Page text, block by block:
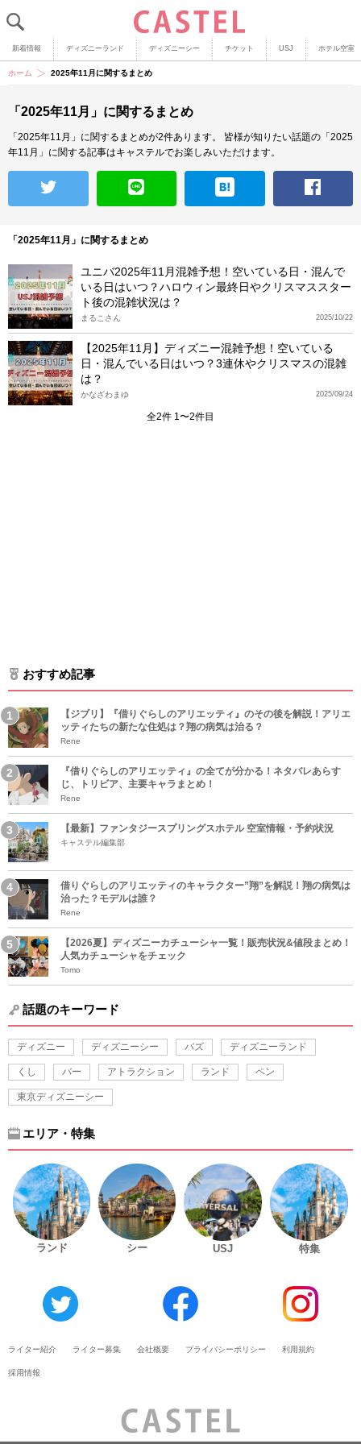
新着情報 ディズニーランド ディズニーシー チケット USJ ホテル空室
ホーム 2025年11月に関するまとめ
「2025年11月」に関するまとめ
「2025年11月」に関するまとめが2件あります。
皆様が知りたい話題の「2025
年11月」に関する記事はキャステルでお楽しみいただけます。
「2025年11月」に関するまとめ
ユニバ2025年11月混雑予想！空いている日・混んで
いる日はいつ？ハロウィン最終日やクリスマススター
ト後の混雑状況は？
2025/10/22
まるこさん
【2025年11月】ディズニー混雑予想！空いている
日・混んでいる日はいつ？3連休やクリスマスの混雑
は？
2025/09/24
かなざわまゆ
全2件 1〜2件目
おすすめ記事
【ジブリ】『借りぐらしのアリエッティ』のその後を解説！アリエ
ッティたちの新たな住処は？翔の病気は治る？
Rene
『借りぐらしのアリエッティ』の全てが分かる！ネタバレあらす
じ、トリビア、主要キャラまとめ！
Rene
【最新】ファンタジースプリングスホテル 空室情報・予約状況
キャステル編集部
借りぐらしのアリエッティのキャラクター”翔”を解説！翔の病気は
治った？モデルは誰？
Rene
【2026夏】ディズニーカチューシャ一覧！販売状況&値段まとめ！
人気カチューシャをチェック
Tomo
話題のキーワード
ディズニー ディズニーシー バズ ディズニーランド
くし バー アトラクション ランド ペン
東京ディズニーシー
エリア・特集
ランド シー USJ 特集
ライター紹介 ライター募集 会社概要 プライバシーポリシー 利用規約
採用情報